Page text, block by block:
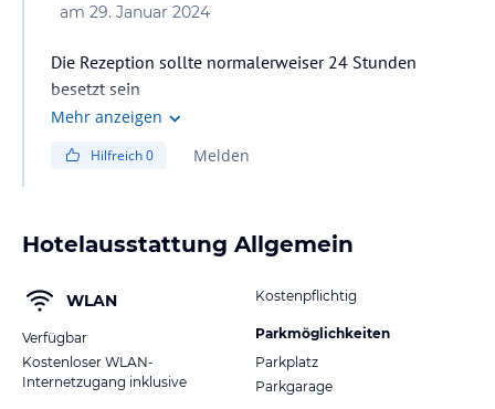
am 29. Januar 2024
Die Rezeption sollte normalerweiser 24 Stunden
besetzt sein
Mehr anzeigen
Hilfreich0 Melden
Hotelausstattung Allgemein
WLAN
Verfügbar
Kostenloser WLAN-
Internetzugang inklusive
Kostenpflichtig
Parkmöglichkeiten
Parkplatz
Parkgarage